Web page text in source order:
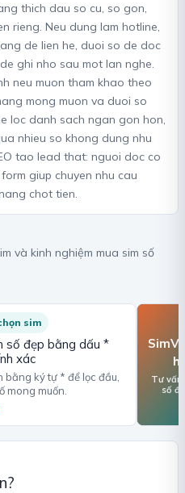
thich dau so cu, so gon,
rieng. Neu dung lam hotline,
de lien he, duoi so de doc
ghi nho sau mot lan nghe.
neu muon tham khao theo
mong muon va duoi so
loc danh sach ngan gon hon,
nhieu so khong dung nhu
tao lead that: nguoi doc co
giup chuyen nhu cau
chot tien.
và kinh nghiệm mua sim số
sim
số đẹp bằng dấu *
xác
bằng ký tự * để lọc đầu,
mong muốn.
h
Tư vấn
số